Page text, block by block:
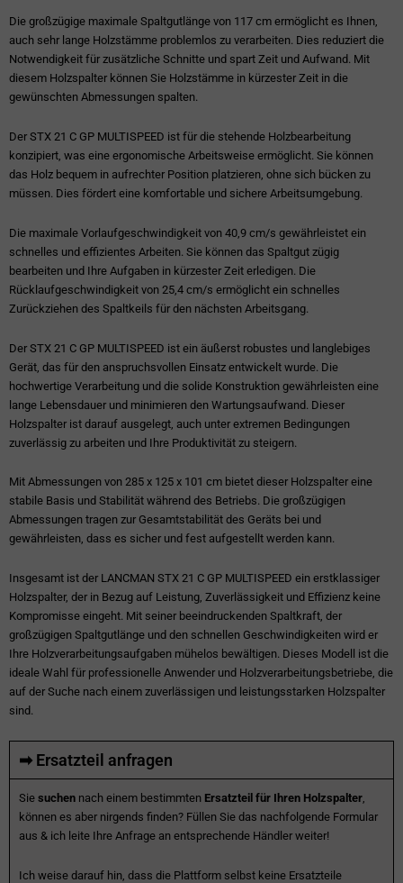
Die großzügige maximale Spaltgutlänge von 117 cm ermöglicht es Ihnen,
auch sehr lange Holzstämme problemlos zu verarbeiten. Dies reduziert die
Notwendigkeit für zusätzliche Schnitte und spart Zeit und Aufwand. Mit
diesem Holzspalter können Sie Holzstämme in kürzester Zeit in die
gewünschten Abmessungen spalten.
Der STX 21 C GP MULTISPEED ist für die stehende Holzbearbeitung
konzipiert, was eine ergonomische Arbeitsweise ermöglicht. Sie können
das Holz bequem in aufrechter Position platzieren, ohne sich bücken zu
müssen. Dies fördert eine komfortable und sichere Arbeitsumgebung.
Die maximale Vorlaufgeschwindigkeit von 40,9 cm/s gewährleistet ein
schnelles und effizientes Arbeiten. Sie können das Spaltgut zügig
bearbeiten und Ihre Aufgaben in kürzester Zeit erledigen. Die
Rücklaufgeschwindigkeit von 25,4 cm/s ermöglicht ein schnelles
Zurückziehen des Spaltkeils für den nächsten Arbeitsgang.
Der STX 21 C GP MULTISPEED ist ein äußerst robustes und langlebiges
Gerät, das für den anspruchsvollen Einsatz entwickelt wurde. Die
hochwertige Verarbeitung und die solide Konstruktion gewährleisten eine
lange Lebensdauer und minimieren den Wartungsaufwand. Dieser
Holzspalter ist darauf ausgelegt, auch unter extremen Bedingungen
zuverlässig zu arbeiten und Ihre Produktivität zu steigern.
Mit Abmessungen von 285 x 125 x 101 cm bietet dieser Holzspalter eine
stabile Basis und Stabilität während des Betriebs. Die großzügigen
Abmessungen tragen zur Gesamtstabilität des Geräts bei und
gewährleisten, dass es sicher und fest aufgestellt werden kann.
Insgesamt ist der LANCMAN STX 21 C GP MULTISPEED ein erstklassiger
Holzspalter, der in Bezug auf Leistung, Zuverlässigkeit und Effizienz keine
Kompromisse eingeht. Mit seiner beeindruckenden Spaltkraft, der
großzügigen Spaltgutlänge und den schnellen Geschwindigkeiten wird er
Ihre Holzverarbeitungsaufgaben mühelos bewältigen. Dieses Modell ist die
ideale Wahl für professionelle Anwender und Holzverarbeitungsbetriebe, die
auf der Suche nach einem zuverlässigen und leistungsstarken Holzspalter
sind.
➡ Ersatzteil anfragen
Sie suchen nach einem bestimmten Ersatzteil für Ihren Holzspalter
können es aber nirgends finden? Füllen Sie das nachfolgende Formular
aus & ich leite Ihre Anfrage an entsprechende Händler weiter!
Ich weise darauf hin, dass die Plattform selbst keine Ersatzteile